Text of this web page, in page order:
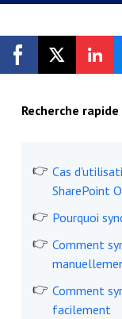
Recherche rapide
Cas
SharePoint
Pourquoi
Comment
Comment
facilement